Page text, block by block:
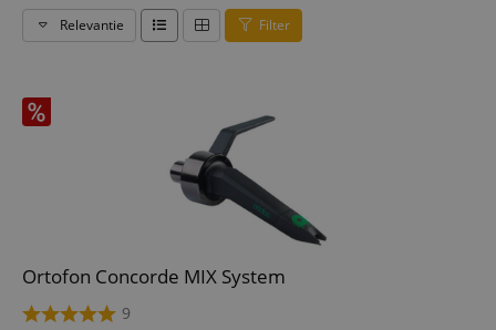
Relevantie Filter
Ortofon Concorde MIX System
9